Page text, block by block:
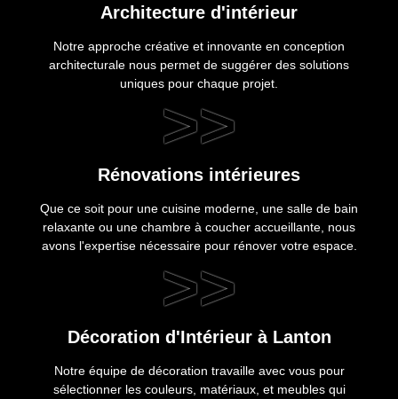
Architecture d'intérieur
Notre approche créative et innovante en conception
architecturale nous permet de suggérer des solutions
uniques pour chaque projet.
>>
Rénovations intérieures
Que ce soit pour une cuisine moderne, une salle de bain
relaxante ou une chambre à coucher accueillante, nous
avons l'expertise nécessaire pour rénover votre espace.
>>
Décoration d'Intérieur à Lanton
Notre équipe de décoration travaille avec vous pour
sélectionner les couleurs, matériaux, et meubles qui